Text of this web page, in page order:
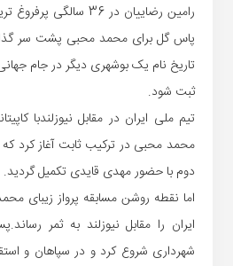
رامین رضاییان در 36
پاس گل برای محمد محبی پشت سر
تاریخ نام یک بوشهری دیگر در جام
ثبت شود.
تیم ملی ایران در مقابل نیوزلندبا
محمد محبی در ترکیب ثابت آغاز کرد
دوم با حضور مهدی قایدی تکمیل گردید.
اما نقطه روشن مسابقه پرواز زیبای
ایران را مقابل نیوزلند به ثمر
شهرداری شروع کرد و در سپاهان و